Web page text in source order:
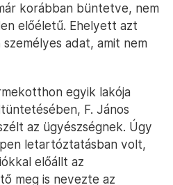
korábban büntetve, nem
előéletű. Ehelyett azt
adat, amit nem
egyik lakója
F. János
az ügyészségnek. Úgy
letartóztatásban volt,
előállt az
meg is nevezte az